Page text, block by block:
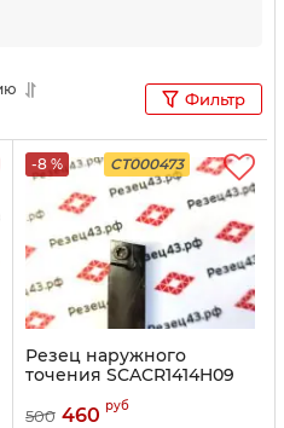
Фильтр
-8 % CT000473
Резец наружного
точения SCACR1414H09
500 460 руб